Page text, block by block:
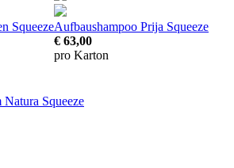
SqueezeAufbaushampoo Prija Squeeze
€ 63,00
pro Karton
Squeeze